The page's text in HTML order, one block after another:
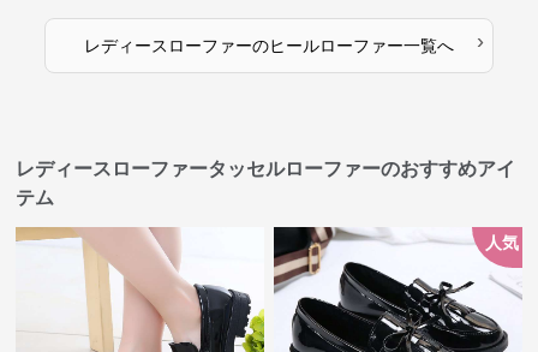
レディースローファーのヒールローファー一覧へ ›
レディースローファータッセルローファーのおすすめアイ
テム
人気